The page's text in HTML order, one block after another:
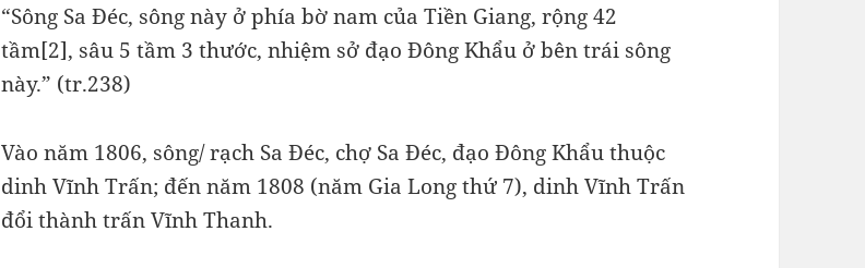
“Sông Sa Đéc, sông này ở phía bờ nam của Tiền Giang, rộng 42
tầm[2], sâu 5 tầm 3 thước, nhiệm sở đạo Đông Khẩu ở bên trái sông
này.” (tr.238)
Vào năm 1806, sông/ rạch Sa Đéc, chợ Sa Đéc, đạo Đông Khẩu thuộc
dinh Vĩnh Trấn; đến năm 1808 (năm Gia Long thứ 7), dinh Vĩnh Trấn
đổi thành trấn Vĩnh Thanh.